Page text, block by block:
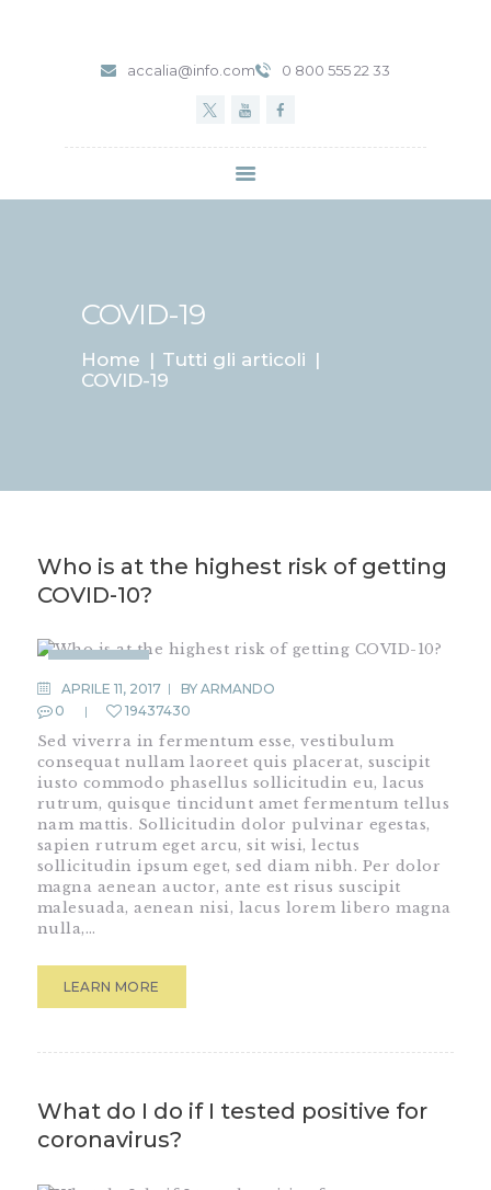
accalia@info.com 0 800 555 22 33
COVID-19
Home
Tutti gli articoli
COVID-19
ABOUT CLINIC
Who is at the highest risk of getting
COVID-10?
COVID-19
APRILE 11, 2017 BY ARMANDO
0
19437430
Sed viverra in fermentum esse, vestibulum
consequat nullam laoreet quis placerat, suscipit
iusto commodo phasellus sollicitudin eu, lacus
rutrum, quisque tincidunt amet fermentum tellus
nam mattis. Sollicitudin dolor pulvinar egestas,
sapien rutrum eget arcu, sit wisi, lectus
sollicitudin ipsum eget, sed diam nibh. Per dolor
magna aenean auctor, ante est risus suscipit
malesuada, aenean nisi, lacus lorem libero magna
nulla,…
LEARN MORE
What do I do if I tested positive for
coronavirus?